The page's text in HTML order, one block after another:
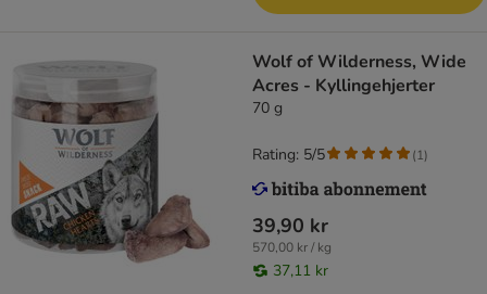
Wolf of Wilderness, Wide
Acres - Kyllingehjerter
70 g
39,90 kr
570,00 kr / kg
37,11 kr
Rating: 5/5 (1)